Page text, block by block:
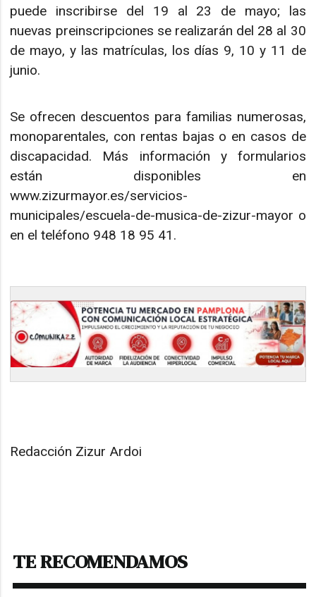
puede inscribirse del 19 al 23 de mayo; las
nuevas preinscripciones se realizarán del 28 al 30
de mayo, y las matrículas, los días 9, 10 y 11 de
junio.
Se ofrecen descuentos para familias numerosas,
monoparentales, con rentas bajas o en casos de
discapacidad. Más información y formularios
están disponibles en
www.zizurmayor.es/servicios-
municipales/escuela-de-musica-de-zizur-mayor o
en el teléfono 948 18 95 41.
Redacción Zizur Ardoi
TE RECOMENDAMOS